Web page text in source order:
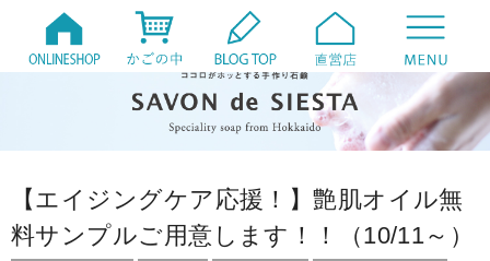
【エイジングケア応援！】艶肌オイル無
料サンプルご用意します！！（10/11～）